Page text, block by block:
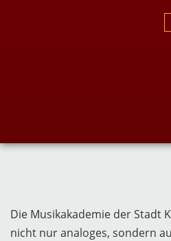
Die Musikakademie der Stadt
nicht nur analoges, sondern